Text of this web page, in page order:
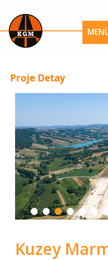
Proje Detay
Kuzey